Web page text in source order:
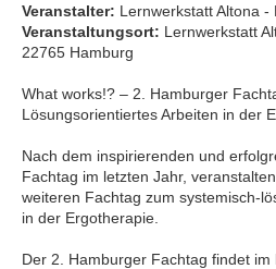
Veranstalter: Lernwerkstatt Altona
Veranstaltungsort: Lernwerkstatt
22765 Hamburg
What works!? – 2. Hamburger
Lösungsorientiertes Arbeiten in der
Nach dem inspirierenden und
Fachtag im letzten Jahr,
weiteren Fachtag zum systemisch-
in der Ergotherapie.
Der 2. Hamburger Fachtag findet im